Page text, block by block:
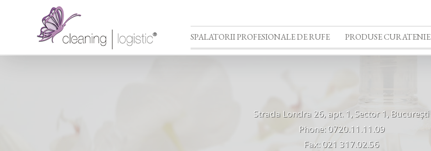
SPALATORII PROFESIONALE DE RUFE PRODUSE CURATENIE
Strada Londra 26, apt. 1, Sector 1, București
Phone: 0720.11.11.09
Fax: 021 317.02.56